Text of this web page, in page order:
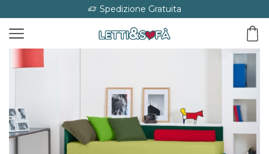
Spedizione Gratuita